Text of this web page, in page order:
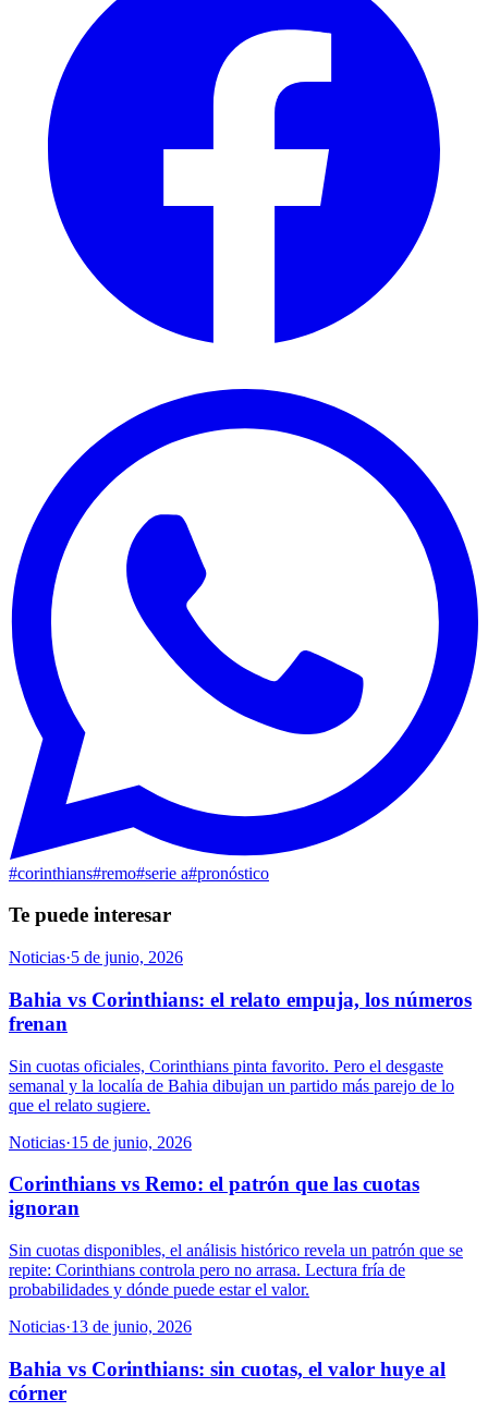
#corinthians#remo#serie a#pronóstico
Te puede interesar
Noticias·5 de junio, 2026
Bahia vs Corinthians: el relato empuja, los números
frenan
Sin cuotas oficiales, Corinthians pinta favorito. Pero el desgaste
semanal y la localía de Bahia dibujan un partido más parejo de lo
que el relato sugiere.
Noticias·15 de junio, 2026
Corinthians vs Remo: el patrón que las cuotas
ignoran
Sin cuotas disponibles, el análisis histórico revela un patrón que se
repite: Corinthians controla pero no arrasa. Lectura fría de
probabilidades y dónde puede estar el valor.
Noticias·13 de junio, 2026
Bahia vs Corinthians: sin cuotas, el valor huye al
córner